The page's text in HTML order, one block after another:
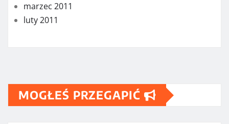
marzec 2011
luty 2011
MOGŁEŚ PRZEGAPIĆ